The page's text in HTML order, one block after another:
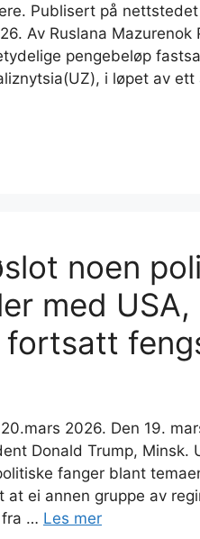
Publisert på
Av Ruslana Mazurenok
pengebeløp
i løpet av ett
noen
med USA,
2026. Den 19.
Donald Trump, Minsk.
fanger blant
ei annen gruppe av
fra … Les mer